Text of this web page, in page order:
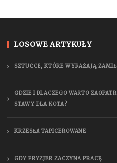
LOSOWE ARTYKUŁY
SZTUĆCE, KTÓRE WYRAŻAJĄ
GDZIE I DLACZEGO WARTO
STAWY DLA KOTA?
KRZESŁA TAPICEROWANE
GDY FRYZJER ZACZYNA PRACĘ